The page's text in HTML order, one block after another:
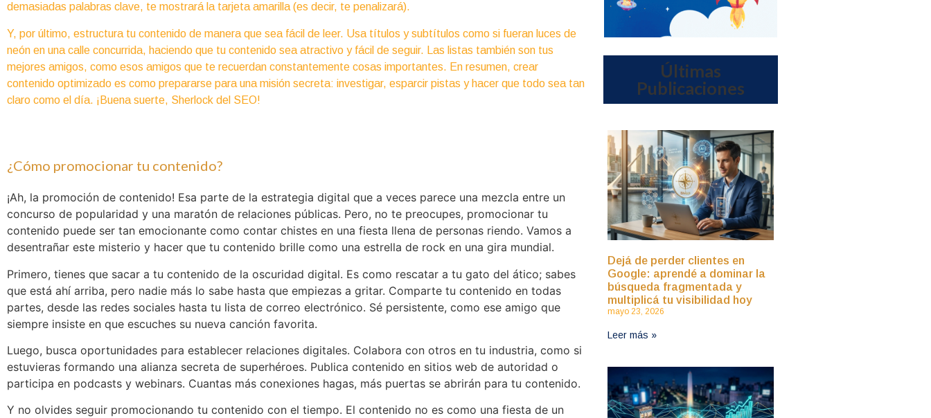
demasiadas palabras clave, te mostrará la tarjeta amarilla (es decir, te penalizará).
Y, por último, estructura tu contenido de manera que sea fácil de leer. Usa títulos y subtítulos como si fueran luces de
neón en una calle concurrida, haciendo que tu contenido sea atractivo y fácil de seguir. Las listas también son tus
mejores amigos, como esos amigos que te recuerdan constantemente cosas importantes. En resumen, crear
contenido optimizado es como prepararse para una misión secreta: investigar, esparcir pistas y hacer que todo sea tan
claro como el día. ¡Buena suerte, Sherlock del SEO!
¿Cómo promocionar tu contenido?
¡Ah, la promoción de contenido! Esa parte de la estrategia digital que a veces parece una mezcla entre un
concurso de popularidad y una maratón de relaciones públicas. Pero, no te preocupes, promocionar tu
contenido puede ser tan emocionante como contar chistes en una fiesta llena de personas riendo. Vamos a
desentrañar este misterio y hacer que tu contenido brille como una estrella de rock en una gira mundial.
Primero, tienes que sacar a tu contenido de la oscuridad digital. Es como rescatar a tu gato del ático; sabes
que está ahí arriba, pero nadie más lo sabe hasta que empiezas a gritar. Comparte tu contenido en todas
partes, desde las redes sociales hasta tu lista de correo electrónico. Sé persistente, como ese amigo que
siempre insiste en que escuches su nueva canción favorita.
Luego, busca oportunidades para establecer relaciones digitales. Colabora con otros en tu industria, como si
estuvieras formando una alianza secreta de superhéroes. Publica contenido en sitios web de autoridad o
participa en podcasts y webinars. Cuantas más conexiones hagas, más puertas se abrirán para tu contenido.
Y no olvides seguir promocionando tu contenido con el tiempo. El contenido no es como una fiesta de un
Últimas
Publicaciones
Dejá de perder clientes en
Google: aprendé a dominar la
búsqueda fragmentada y
multiplicá tu visibilidad hoy
mayo 23, 2026
Leer más »